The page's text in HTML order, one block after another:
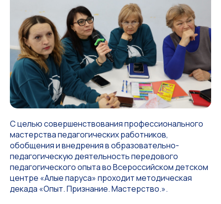
С целью совершенствования профессионального
мастерства педагогических работников,
обобщения и внедрения в образовательно-
педагогическую деятельность передового
педагогического опыта во Всероссийском детском
центре «Алые паруса» проходит методическая
декада «Опыт. Признание. Мастерство.».